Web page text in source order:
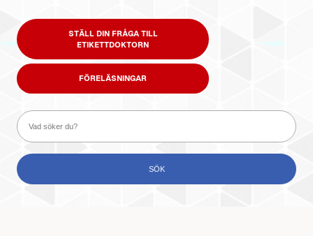
STÄLL DIN FRÅGA TILL
ETIKETTDOKTORN
FÖRELÄSNINGAR